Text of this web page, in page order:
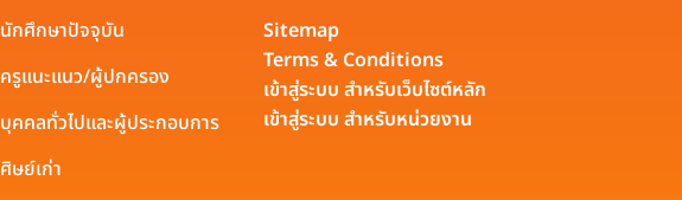
นักศึกษาปัจจุบัน
ครูแนะแนว/ผู้ปกครอง
บุคคลทั่วไปและผู้ประกอบการ
ศิษย์เก่า
Sitemap
Terms & Conditions
เข้าสู่ระบบ สำหรับเว็บไซต์หลัก
เข้าสู่ระบบ สำหรับหน่วยงาน